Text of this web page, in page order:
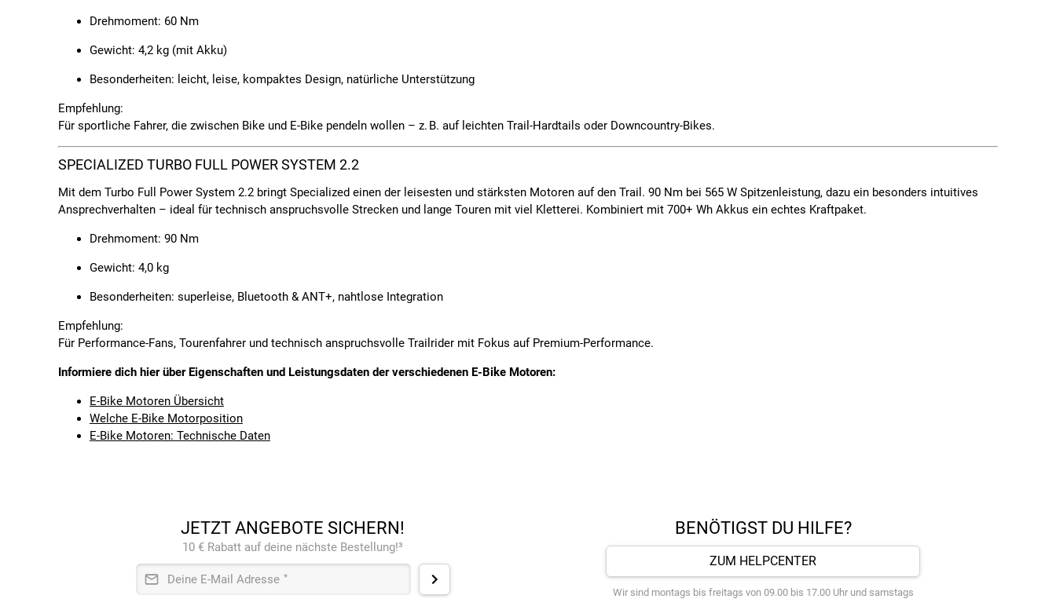
Drehmoment: 60 Nm
Gewicht: 4,2 kg (mit Akku)
Besonderheiten: leicht, leise, kompaktes Design, natürliche Unterstützung
Empfehlung:
Für sportliche Fahrer, die zwischen Bike und E-Bike pendeln wollen – z. B. auf leichten Trail-Hardtails oder Downcountry-Bikes.
SPECIALIZED TURBO FULL POWER SYSTEM 2.2
Mit dem Turbo Full Power System 2.2bringt Specialized einen der leisesten und stärksten Motorenauf den Trail. 90 Nm bei 565 W Spitzenleistung, dazu ein besonders intuitives
Ansprechverhalten – ideal für technisch anspruchsvolle Strecken und lange Touren mit viel Kletterei. Kombiniert mit 700+ Wh Akkus ein echtes Kraftpaket.
Drehmoment: 90 Nm
Gewicht: 4,0 kg
Besonderheiten: superleise, Bluetooth & ANT+, nahtlose Integration
Empfehlung:
Für Performance-Fans, Tourenfahrer und technisch anspruchsvolle Trailrider mit Fokus auf Premium-Performance.
Informiere dich hier über Eigenschaften und Leistungsdaten der verschiedenen E-Bike Motoren:
E-Bike Motoren Übersicht
Welche E-Bike Motorposition
E-Bike Motoren: Technische Daten
JETZT ANGEBOTE SICHERN!
10 € Rabatt auf deine nächste Bestellung!³
Deine E-Mail Adresse *
BENÖTIGST DU HILFE?
ZUM HELPCENTER
Wir sind montags bis freitags von 09.00 bis 17.00 Uhr und samstags